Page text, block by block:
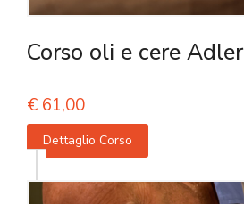
Corso oli e cere Adler
€ 61,00
Dettaglio Corso